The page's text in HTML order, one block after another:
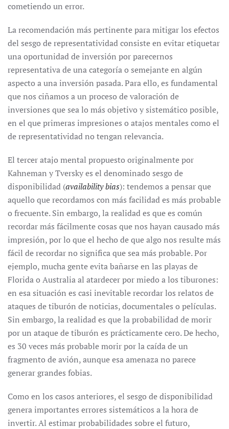
cometiendo un error.
La recomendación más pertinente para mitigar los efectos
del sesgo de representatividad consiste en evitar etiquetar
una oportunidad de inversión por parecernos
representativa de una categoría o semejante en algún
aspecto a una inversión pasada. Para ello, es fundamental
que nos ciñamos a un proceso de valoración de
inversiones que sea lo más objetivo y sistemático posible,
en el que primeras impresiones o atajos mentales como el
de representatividad no tengan relevancia.
El tercer atajo mental propuesto originalmente por
Kahneman y Tversky es el denominado sesgo de
disponibilidad (availability bias): tendemos a pensar que
aquello que recordamos con más facilidad es más probable
o frecuente. Sin embargo, la realidad es que es común
recordar más fácilmente cosas que nos hayan causado más
impresión, por lo que el hecho de que algo nos resulte más
fácil de recordar no significa que sea más probable. Por
ejemplo, mucha gente evita bañarse en las playas de
Florida o Australia al atardecer por miedo a los tiburones:
en esa situación es casi inevitable recordar los relatos de
ataques de tiburón de noticias, documentales o películas.
Sin embargo, la realidad es que la probabilidad de morir
por un ataque de tiburón es prácticamente cero. De hecho,
es 30 veces más probable morir por la caída de un
fragmento de avión, aunque esa amenaza no parece
generar grandes fobias.
Como en los casos anteriores, el sesgo de disponibilidad
genera importantes errores sistemáticos a la hora de
invertir. Al estimar probabilidades sobre el futuro,